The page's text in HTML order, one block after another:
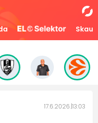
Skaut
17.6.2026. 13:03